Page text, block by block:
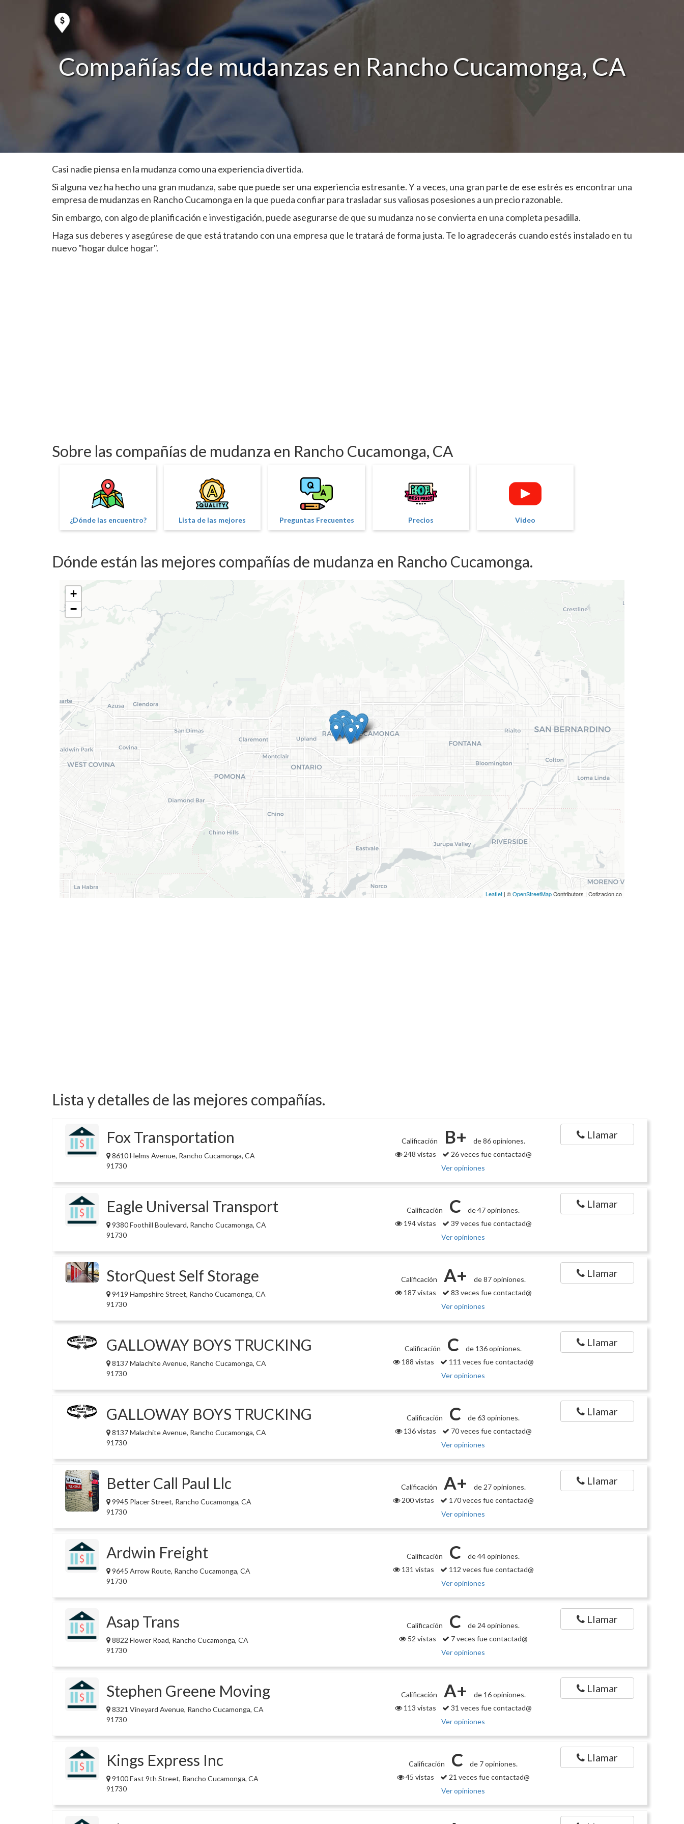
Compañías de mudanzas en Rancho Cucamonga, CA
Casi nadie piensa en la mudanza como una experiencia divertida.
Si alguna vez ha hecho una gran mudanza, sabe que puede ser una experiencia estresante. Y a veces, una gran parte de ese estrés es encontrar una
empresa de mudanzas en Rancho Cucamonga en la que pueda confiar para trasladar sus valiosas posesiones a un precio razonable.
Sin embargo, con algo de planificación e investigación, puede asegurarse de que su mudanza no se convierta en una completa pesadilla.
Haga sus deberes y asegúrese de que está tratando con una empresa que le tratará de forma justa. Te lo agradecerás cuando estés instalado en tu
nuevo "hogar dulce hogar".
Sobre las compañías de mudanza en Rancho Cucamonga, CA
¿Dónde las encuentro? Lista de las mejores Preguntas Frecuentes Precios Video
Dónde están las mejores compañías de mudanza en Rancho Cucamonga.
+
−
Leaflet | ©OpenStreetMapContributors | Cotizacion.co
Lista y detalles de las mejores compañías.
Fox Transportation
8610 Helms Avenue, Rancho Cucamonga, CA
91730
Calificación B+
de 86 opiniones.
248 vistas
26 veces fue contactad@
Ver opiniones
Llamar
Eagle Universal Transport
9380 Foothill Boulevard, Rancho Cucamonga, CA
91730
Calificación C
de 47 opiniones.
194 vistas
39 veces fue contactad@
Ver opiniones
Llamar
StorQuest Self Storage
9419 Hampshire Street, Rancho Cucamonga, CA
91730
Calificación A+
de 87 opiniones.
187 vistas
83 veces fue contactad@
Ver opiniones
Llamar
GALLOWAY BOYS TRUCKING
8137 Malachite Avenue, Rancho Cucamonga, CA
91730
Calificación C
de 136 opiniones.
188 vistas
111 veces fue contactad@
Ver opiniones
Llamar
GALLOWAY BOYS TRUCKING
8137 Malachite Avenue, Rancho Cucamonga, CA
91730
Calificación C
de 63 opiniones.
136 vistas
70 veces fue contactad@
Ver opiniones
Llamar
Better Call Paul Llc
9945 Placer Street, Rancho Cucamonga, CA
91730
Calificación A+
de 27 opiniones.
200 vistas
170 veces fue contactad@
Ver opiniones
Llamar
Ardwin Freight
9645 Arrow Route, Rancho Cucamonga, CA
91730
Calificación C
de 44 opiniones.
131 vistas
112 veces fue contactad@
Ver opiniones
Asap Trans
8822 Flower Road, Rancho Cucamonga, CA
91730
Calificación C
de 24 opiniones.
52 vistas
7 veces fue contactad@
Ver opiniones
Llamar
Stephen Greene Moving
8321 Vineyard Avenue, Rancho Cucamonga, CA
91730
Calificación A+
de 16 opiniones.
113 vistas
31 veces fue contactad@
Ver opiniones
Llamar
Kings Express Inc
9100 East 9th Street, Rancho Cucamonga, CA
91730
Calificación C
de 7 opiniones.
45 vistas
21 veces fue contactad@
Ver opiniones
Llamar